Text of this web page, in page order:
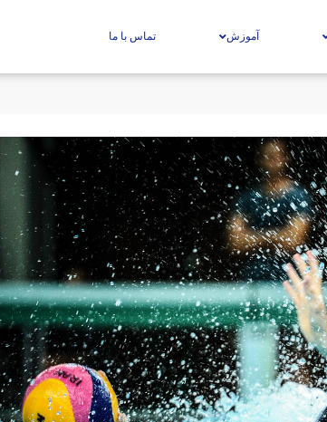
آموزش تماس با ما